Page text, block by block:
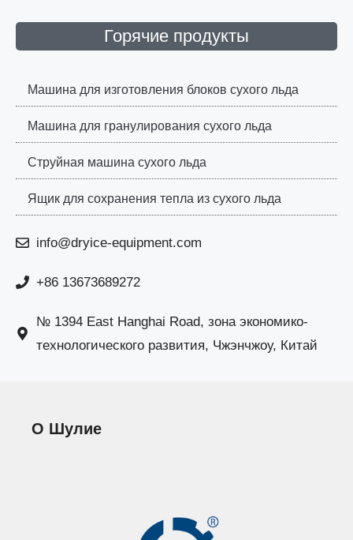
Горячие продукты
Машина для изготовления блоков сухого льда
Машина для гранулирования сухого льда
Струйная машина сухого льда
Ящик для сохранения тепла из сухого льда
info@dryice-equipment.com
+86 13673689272
№ 1394 East Hanghai Road, зона экономико-
технологического развития, Чжэнчжоу, Китай
О Шулие